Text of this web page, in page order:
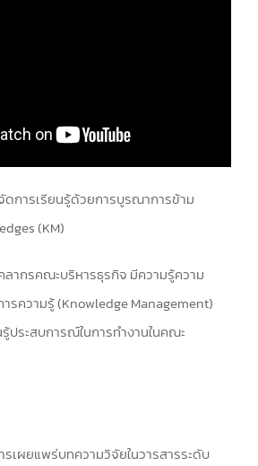
การเรียนรู้ด้วยการบูรณาการข้าม
(KM)
ลากรคณะบริหารธุรกิจ มีความรู้ความ
ารความรู้ (Knowledge Management)
ประสบการณ์ในการทำงานในคณะ
เผยแพร่บทความวิจัยในวารสารระดับ